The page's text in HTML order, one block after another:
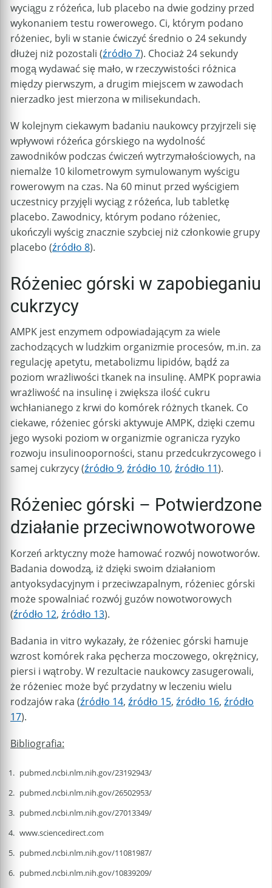
wyciągu z różeńca, lub placebo na dwie godziny przed
wykonaniem testu rowerowego. Ci, którym podano
różeniec, byli w stanie ćwiczyć średnio o 24 sekundy
dłużej niż pozostali (źródło 7). Chociaż 24 sekundy
mogą wydawać się mało, w rzeczywistości różnica
między pierwszym, a drugim miejscem w zawodach
nierzadko jest mierzona w milisekundach.
W kolejnym ciekawym badaniu naukowcy przyjrzeli się
wpływowi różeńca górskiego na wydolność
zawodników podczas ćwiczeń wytrzymałościowych, na
niemalże 10 kilometrowym symulowanym wyścigu
rowerowym na czas. Na 60 minut przed wyścigiem
uczestnicy przyjęli wyciąg z różeńca, lub tabletkę
placebo. Zawodnicy, którym podano różeniec,
ukończyli wyścig znacznie szybciej niż członkowie grupy
placebo (źródło 8).
Różeniec górski w zapobieganiu
cukrzycy
AMPK jest enzymem odpowiadającym za wiele
zachodzących w ludzkim organizmie procesów, m.in. za
regulację apetytu, metabolizmu lipidów, bądź za
poziom wrażliwości tkanek na insulinę. AMPK poprawia
wrażliwość na insulinę i zwiększa ilość cukru
wchłanianego z krwi do komórek różnych tkanek. Co
ciekawe, różeniec górski aktywuje AMPK, dzięki czemu
jego wysoki poziom w organizmie ogranicza ryzyko
rozwoju insulinooporności, stanu przedcukrzycowego i
samej cukrzycy (źródło 9, źródło 10, źródło 11).
Różeniec górski – Potwierdzone
działanie przeciwnowotworowe
Korzeń arktyczny może hamować rozwój nowotworów.
Badania dowodzą, iż dzięki swoim działaniom
antyoksydacyjnym i przeciwzapalnym, różeniec górski
może spowalniać rozwój guzów nowotworowych
(źródło 12, źródło 13).
Badania in vitro wykazały, że różeniec górski hamuje
wzrost komórek raka pęcherza moczowego, okrężnicy,
piersi i wątroby. W rezultacie naukowcy zasugerowali,
że różeniec może być przydatny w leczeniu wielu
rodzajów raka (źródło 14, źródło 15, źródło 16, źródło
17).
Bibliografia:
pubmed.ncbi.nlm.nih.gov/23192943/
pubmed.ncbi.nlm.nih.gov/26502953/
pubmed.ncbi.nlm.nih.gov/27013349/
www.sciencedirect.com
pubmed.ncbi.nlm.nih.gov/11081987/
pubmed.ncbi.nlm.nih.gov/10839209/